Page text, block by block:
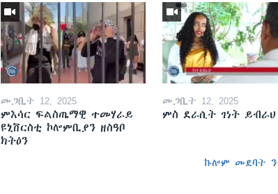
መጋቢት 12, 2025
ምእሳር ፍልስጤማዊ ተመሃራይ
ዩኒቨርስቲ ኮሎምቢያን ዘስዓቦ
ክትዕን
መጋቢት 12, 2025
ምስ ደራሲት ገነት ይብራህ
ኩሎም መደባት